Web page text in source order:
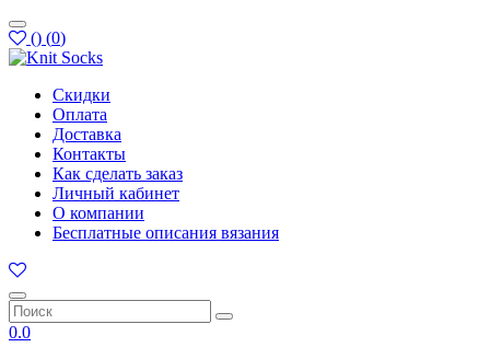
() (0)
Скидки
Оплата
Доставка
Контакты
Как сделать заказ
Личный кабинет
О компании
Бесплатные описания вязания
0.0